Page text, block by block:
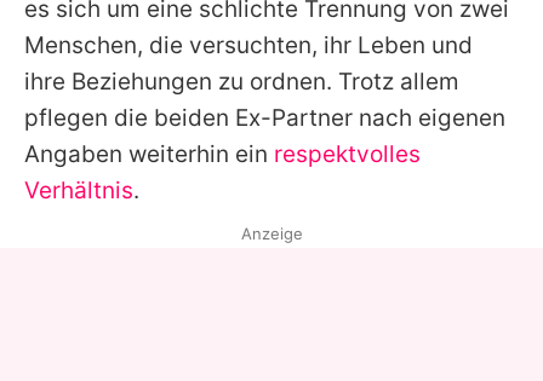
es sich um eine schlichte Trennung von zwei
Menschen, die versuchten, ihr Leben und
ihre Beziehungen zu ordnen. Trotz allem
pflegen die beiden Ex-Partner nach eigenen
Angaben weiterhin ein respektvolles
Verhältnis.
Anzeige